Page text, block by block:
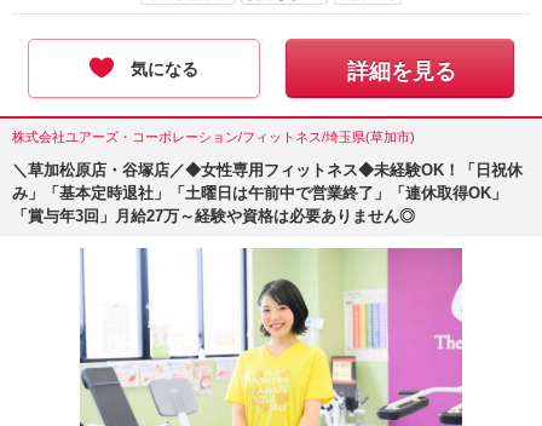
気になる 詳細を見る
株式会社ユアーズ・コーポレーション/フィットネス/埼玉県(草加市)
＼草加松原店・谷塚店／◆女性専用フィットネス◆未経験OK！「日祝休
み」「基本定時退社」「土曜日は午前中で営業終了」「連休取得OK」
「賞与年3回」月給27万～経験や資格は必要ありません◎